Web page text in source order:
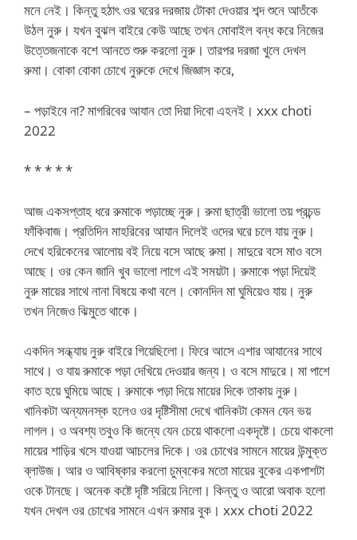
মনে নেই। কিন্তু হঠাৎ ওর ঘরের দরজায় টোকা দেওয়ার শব্দ শুনে আতঁকে
উঠল নুরু। যখন বুঝল বাইরে কেউ আছে তখন মোবাইল বন্ধ করে নিজের
উত্তেজনাকে বশে আনতে শুরু করলো নুরু। তারপর দরজা খুলে দেখল
রুমা। বোকা বোকা চোখে নুরুকে দেখে জিজ্ঞাস করে,
– পড়াইবে না? মাগরিবের আযান তো দিয়া দিবো এহনই। xxx choti
2022
* * * * *
আজ একসপ্তাহ ধরে রুমাকে পড়াচ্ছে নুরু। রুমা ছাত্রী ভালো তয় প্রচন্ড
ফাঁকিবাজ। প্রতিদিন মাহরিবের আযান দিলেই ওদের ঘরে চলে যায় নুরু।
দেখে হরিকেনের আলোয় বই নিয়ে বসে আছে রুমা। মাদুরে বসে মাও বসে
আছে। ওর কেন জানি খুব ভালো লাগে এই সময়টা। রুমাকে পড়া দিয়েই
নুরু মায়ের সাথে নানা বিষয়ে কথা বলে। কোনদিন মা ঘুমিয়েও যায়। নুরু
তখন নিজেও ঝিমুতে থাকে।
একদিন সন্ধ্যায় নুরু বাইরে গিয়েছিলো। ফিরে আসে এশার আযানের সাথে
সাথে। ও যায় রুমাকে পড়া দেখিয়ে দেওয়ার জন্য। ও বসে মাদুরে। মা পাশে
কাত হয়ে ঘুমিয়ে আছে। রুমাকে পড়া দিয়ে মায়ের দিকে তাকায় নুরু।
খানিকটা অন্যমনস্ক হলেও ওর দৃষ্টিসীমা দেখে খানিকটা কেমন যেন ভয়
লাগল। ও অবশ্য তবুও কি জন্যে যেন চেয়ে থাকলো একদৃষ্টে। চেয়ে থাকলো
মায়ের শাড়ির খসে যাওয়া আচলের দিকে। ওর চোখের সামনে মায়ের উন্মুক্ত
ব্লাউজ। আর ও আবিষ্কার করলো চুম্বকের মতো মায়ের বুকের একপাশটা
ওকে টানছে। অনেক কষ্টে দৃষ্টি সরিয়ে নিলো। কিন্তু ও আরো অবাক হলো
যখন দেখল ওর চোখের সামনে এখন রুমার বুক। xxx choti 2022